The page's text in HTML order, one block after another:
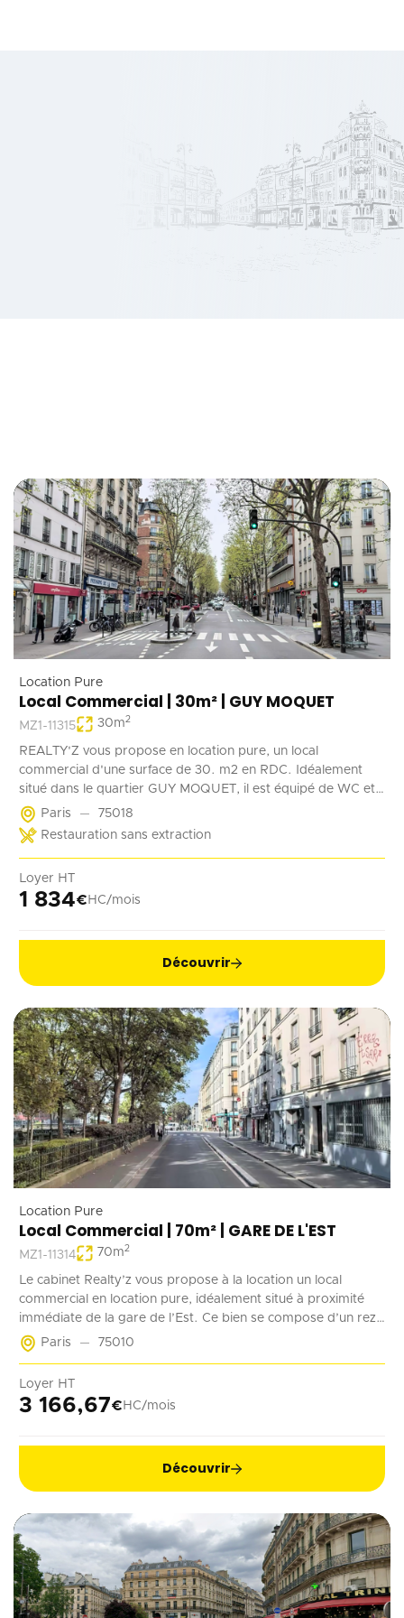
Location Pure
Local Commercial | 30m² | GUY MOQUET
MZ1-11315 30m2
REALTY'Z vous propose en location pure, un local
commercial d'une surface de 30. m2 en RDC. Idéalement
situé dans le quartier GUY MOQUET, il est équipé de WC et
d'un point d'eau. Il convient parfaitement à une activité de
coffee shop, barber, alimentation ...
Paris
75018
Restauration sans extraction
Loyer HT
1 834€ HC/mois
Découvrir
Location Pure
Local Commercial | 70m² | GARE DE L'EST
MZ1-11314 70m2
Le cabinet Realty’z vous propose à la location un local
commercial en location pure, idéalement situé à proximité
immédiate de la gare de l’Est. Ce bien se compose d’un rez-
de-chaussée de 70 m² accessible à la fois depuis la rue et les
parties communes de l’immeuble. Deux emplacements de
rénové, ce local est adapté à tout type d’activité ne générant
pas de nuisances.
Paris 75010
Loyer HT
3 166,67€ HC/mois
Découvrir